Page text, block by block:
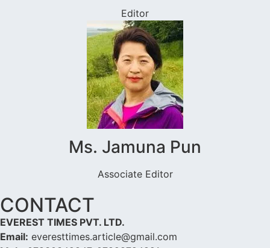
Editor
Ms. Jamuna Pun
Associate Editor
CONTACT
EVEREST TIMES PVT. LTD.
Email: everesttimes.article@gmail.com